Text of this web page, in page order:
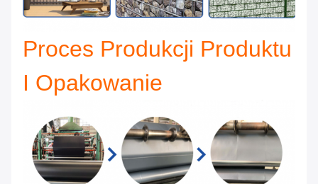
Proces Produkcji Produktu
I Opakowanie